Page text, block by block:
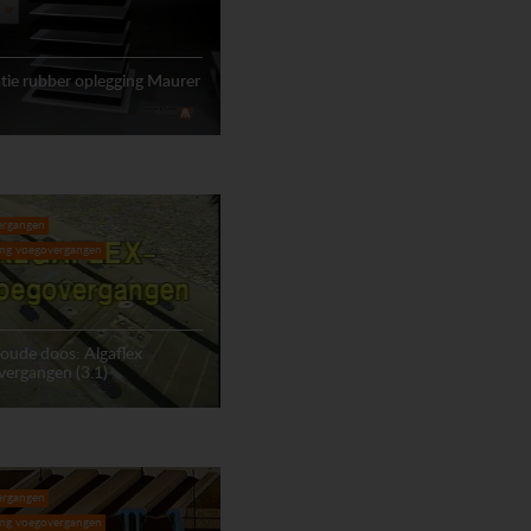
rubber oplegging Maurer
voegovergangen
doos: Algaflex
(3.1)
voegovergangen